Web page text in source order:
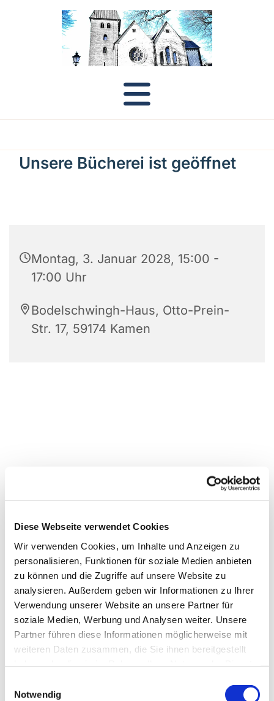
Diese Webseite verwendet Cookies
Wir verwenden Cookies, um Inhalte und Anzeigen zu
personalisieren, Funktionen für soziale Medien anbieten
zu können und die Zugriffe auf unsere Website zu
analysieren. Außerdem geben wir Informationen zu Ihrer
Verwendung unserer Website an unsere Partner für
soziale Medien, Werbung und Analysen weiter. Unsere
Partner führen diese Informationen möglicherweise mit
weiteren Daten zusammen, die Sie ihnen bereitgestellt
Notwendig
Unsere Bücherei ist geöffnet
Montag, 3. Januar 2028, 15:00 -
17:00 Uhr
Bodelschwingh-Haus, Otto-Prein-
Str. 17, 59174 Kamen
Dies könnte Sie auch
interessieren